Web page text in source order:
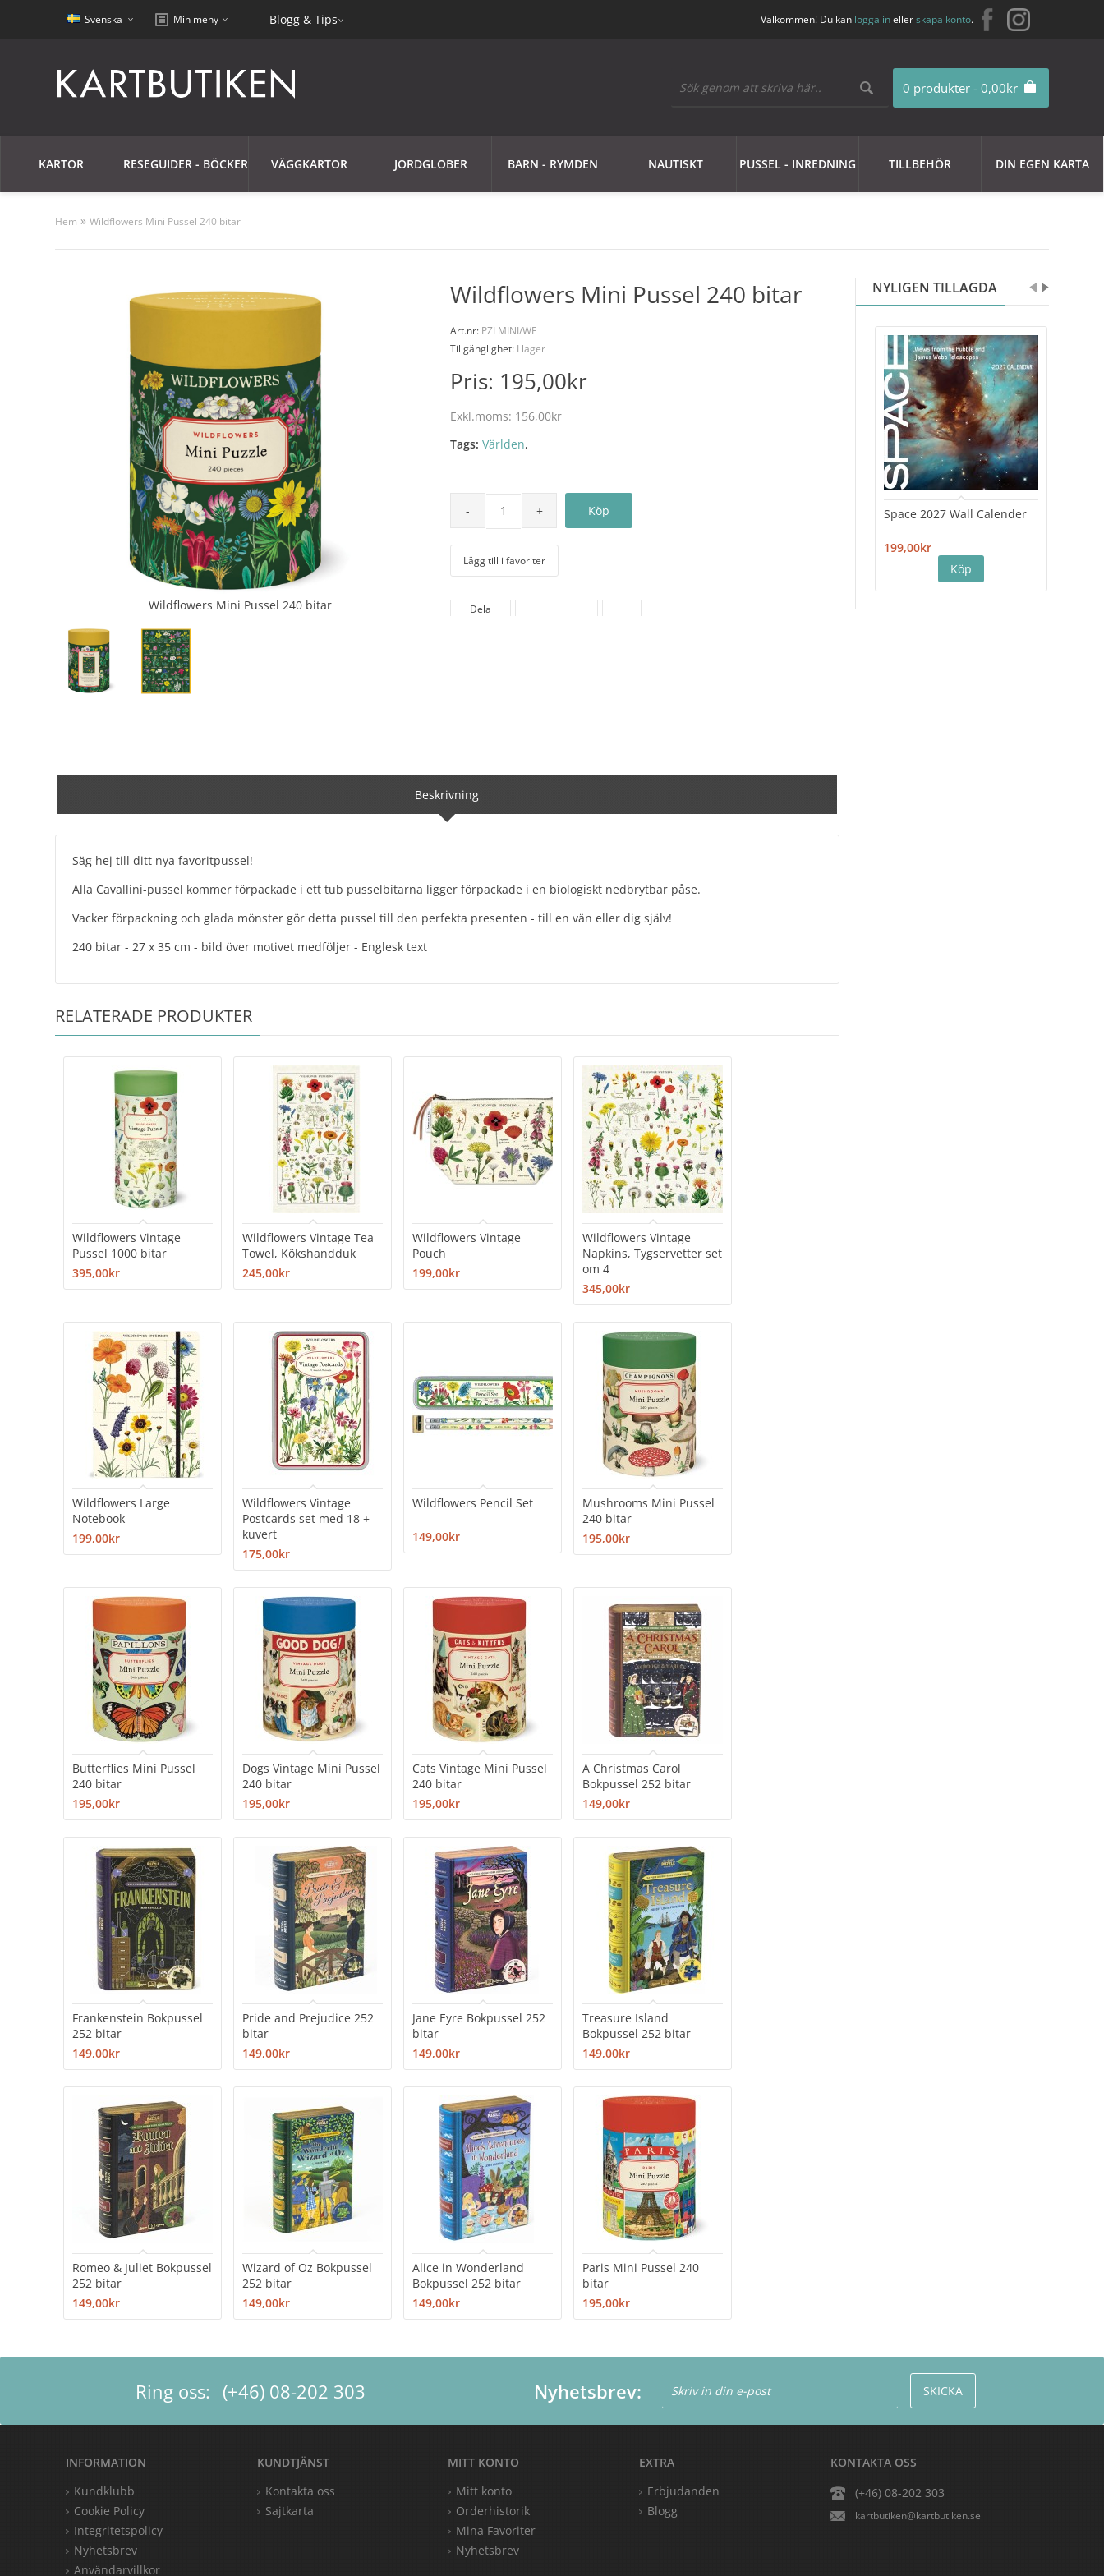
Svenska Min meny Blogg & Tips Välkommen! Du kan logga inellerskapa konto.
0 produkter - 0,00kr
KARTOR RESEGUIDER - BÖCKER VÄGGKARTOR JORDGLOBER BARN - RYMDEN NAUTISKT PUSSEL - INREDNING TILLBEHÖR DIN EGEN KARTA
Hem »Wildflowers Mini Pussel 240 bitar
NYLIGEN TILLAGDA
Space 2027 Wall Calender
199,00kr
Wildflowers Mini Pussel 240 bitar
Wildflowers Mini Pussel 240 bitar
Art.nr: PZLMINI/WF
Tillgänglighet: I lager
Pris: 195,00kr
Exkl.moms: 156,00kr
Tags: Världen,
Lägg till i favoriter
Dela
Beskrivning
Säg hej till ditt nya favoritpussel!
Alla Cavallini-pussel kommer förpackade i ett tub pusselbitarna ligger förpackade i en biologiskt nedbrytbar påse.
Vacker förpackning och glada mönster gör detta pussel till den perfekta presenten - till en vän eller dig själv!
240 bitar - 27 x 35 cm - bild över motivet medföljer - Englesk text
RELATERADE PRODUKTER
Wildflowers Vintage
Pussel 1000 bitar
395,00kr
Wildflowers Vintage Tea
Towel, Kökshandduk
245,00kr
Wildflowers Vintage
Pouch
199,00kr
Wildflowers Vintage
Napkins, Tygservetter set
om 4
345,00kr
Wildflowers Large
Notebook
199,00kr
Wildflowers Vintage
Postcards set med 18 +
kuvert
175,00kr
Wildflowers Pencil Set
149,00kr
Mushrooms Mini Pussel
240 bitar
195,00kr
Butterflies Mini Pussel
240 bitar
195,00kr
Dogs Vintage Mini Pussel
240 bitar
195,00kr
Cats Vintage Mini Pussel
240 bitar
195,00kr
A Christmas Carol
Bokpussel 252 bitar
149,00kr
Frankenstein Bokpussel
252 bitar
149,00kr
Pride and Prejudice 252
bitar
149,00kr
Jane Eyre Bokpussel 252
bitar
149,00kr
Treasure Island
Bokpussel 252 bitar
149,00kr
Romeo & Juliet Bokpussel
252 bitar
149,00kr
Wizard of Oz Bokpussel
252 bitar
149,00kr
Alice in Wonderland
Bokpussel 252 bitar
149,00kr
Paris Mini Pussel 240
bitar
195,00kr
Ring oss: (+46) 08-202 303 Nyhetsbrev:
KONTAKTA OSS
(+46) 08-202 303
kartbutiken@kartbutiken.se
EXTRA
Erbjudanden
Blogg
MITT KONTO
Mitt konto
Orderhistorik
Mina Favoriter
Nyhetsbrev
KUNDTJÄNST
Kontakta oss
Sajtkarta
INFORMATION
Kundklubb
Cookie Policy
Integritetspolicy
Nyhetsbrev
Användarvillkor